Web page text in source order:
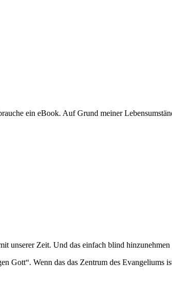
ein eBook. Auf Grund meiner
unserer Zeit. Und das einfach blind hinzunehmen
Gott“. Wenn das das Zentrum des Evangeliums